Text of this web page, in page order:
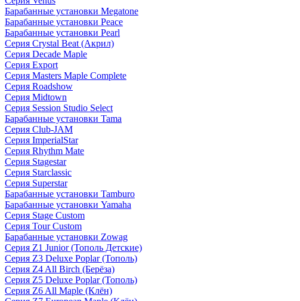
Барабанные установки Megatone
Барабанные установки Peace
Барабанные установки Pearl
Серия Crystal Beat (Акрил)
Серия Decade Maple
Серия Export
Серия Masters Maple Complete
Серия Roadshow
Серия Midtown
Серия Session Studio Select
Барабанные установки Tama
Серия Club-JAM
Серия ImperialStar
Серия Rhythm Mate
Серия Stagestar
Серия Starclassic
Серия Superstar
Барабанные установки Tamburo
Барабанные установки Yamaha
Серия Stage Custom
Серия Tour Custom
Барабанные установки Zowag
Серия Z1 Junior (Тополь Детские)
Серия Z3 Deluxe Poplar (Тополь)
Серия Z4 All Birch (Берёза)
Серия Z5 Deluxe Poplar (Тополь)
Серия Z6 All Maple (Клён)